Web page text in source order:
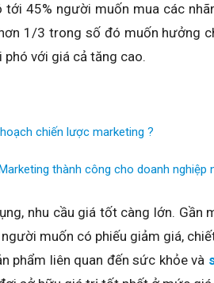
tới 45% người muốn mua các
1/3 trong số đó muốn hưởng
với giá cả tăng cao.
chiến lược marketing ?
thành công cho doanh nghiệp
nhu cầu giá tốt càng lớn. Gần
muốn có phiếu giảm giá,
phẩm liên quan đến sức khỏe và